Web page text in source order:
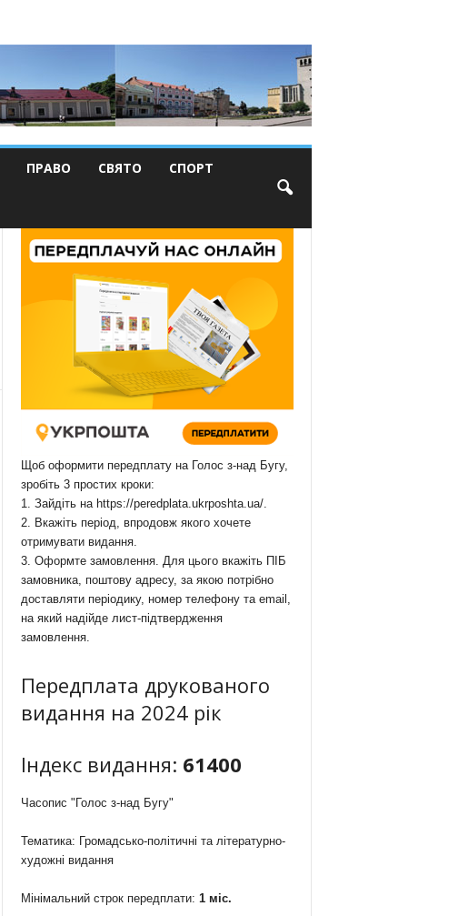
ПРАВО СВЯТО СПОРТ
Щоб оформити передплату на Голос з-над Бугу,
зробіть 3 простих кроки:
1. Зайдіть на https://peredplata.ukrposhta.ua/.
2. Вкажіть період, впродовж якого хочете
отримувати видання.
3. Оформте замовлення. Для цього вкажіть ПІБ
замовника, поштову адресу, за якою потрібно
доставляти періодику, номер телефону та email,
на який надійде лист-підтвердження
замовлення.
Передплата друкованого
видання на 2024 рік
Індекс видання: 61400
Часопис "Голос з-над Бугу"
Тематика: Громадсько-політичні та літературно-
художні видання
Мінімальний строк передплати: 1 міс.